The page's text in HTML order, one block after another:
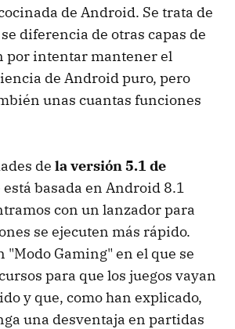
de Android. Se trata de
diferencia de otras capas de
por intentar mantener el
de Android puro, pero
unas cuantas funciones
de la versión 5.1 de
está basada en Android 8.1
con un lanzador para
se ejecuten más rápido.
"Modo Gaming" en el que se
para que los juegos vayan
y que, como han explicado,
una desventaja en partidas